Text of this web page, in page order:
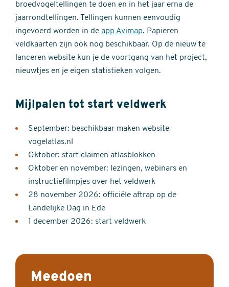
broedvogeltellingen te doen en in het jaar erna de
jaarrondtellingen. Tellingen kunnen eenvoudig
ingevoerd worden in de app Avimap. Papieren
veldkaarten zijn ook nog beschikbaar. Op de nieuw te
lanceren website kun je de voortgang van het project,
nieuwtjes en je eigen statistieken volgen.
Mijlpalen tot start veldwerk
September: beschikbaar maken website
vogelatlas.nl
Oktober: start claimen atlasblokken
Oktober en november: lezingen, webinars en
instructiefilmpjes over het veldwerk
28 november 2026: officiële aftrap op de
Landelijke Dag in Ede
1 december 2026: start veldwerk
Meedoen